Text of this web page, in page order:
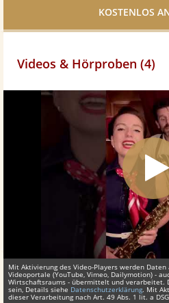
Videos & Hörproben (4)
Mit Aktivierung des Video-Players werden
Videoportale (YouTube, Vimeo, Dailymotion) -
Wirtschaftsraums - übermittelt und verarbeitet.
sein, Details siehe Datenschutzerklärung. Mit
dieser Verarbeitung nach Art. 49 Abs. 1 lit. a